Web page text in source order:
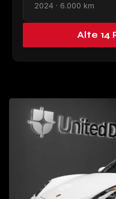
2024 · 6.000 km
Alte 14